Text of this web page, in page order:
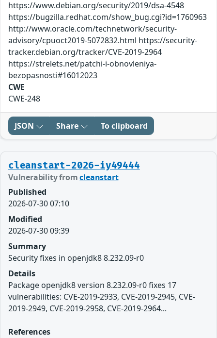
https://www.debian.org/security/2019/dsa-4548
https://bugzilla.redhat.com/show_bug.cgi?id=1760963
http://www.oracle.com/technetwork/security-
advisory/cpuoct2019-5072832.html https://security-
tracker.debian.org/tracker/CVE-2019-2964
https://strelets.net/patchi-i-obnovleniya-
bezopasnosti#16012023
CWE
CWE-248
JSON Share To clipboard
cleanstart-2026-iy49444
Vulnerability fromcleanstart
Published
2026-07-30 07:10
Modified
2026-07-30 09:39
Summary
Security fixes in openjdk8 8.232.09-r0
Details
Package openjdk8 version 8.232.09-r0 fixes 17
vulnerabilities: CVE-2019-2933, CVE-2019-2945, CVE-
2019-2949, CVE-2019-2958, CVE-2019-2964...
References